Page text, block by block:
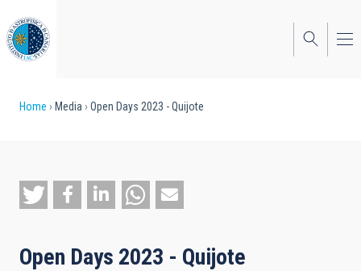
to
main
content
Breadcrumb
Home Media Open Days 2023 - Quijote
Open Days 2023 - Quijote